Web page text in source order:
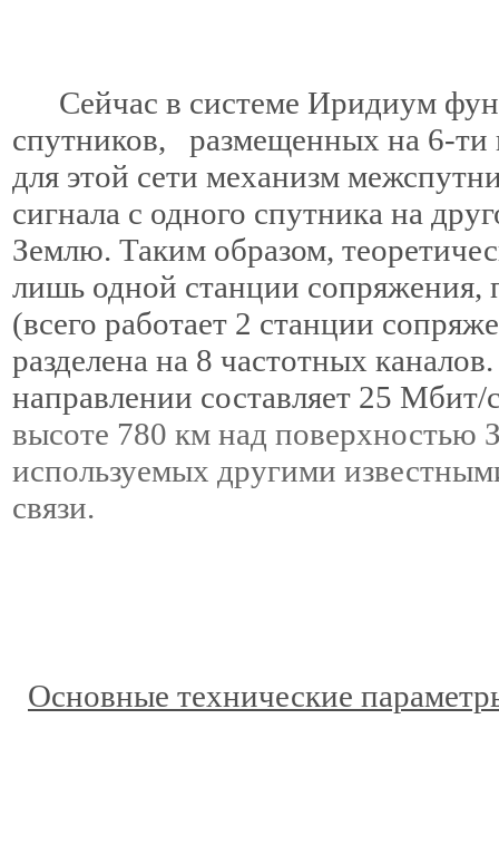
Сейчас в системе Иридиум
спутников, размещенных на 6-ти
для этой сети механизм
сигнала с одного спутника на
Землю. Таким образом,
лишь одной станции сопряжения,
(всего работает 2 станции
разделена на 8 частотных
направлении составляет 25 Мбит/
высоте 780 км над поверхностью
используемых другими
связи.
Основные технические